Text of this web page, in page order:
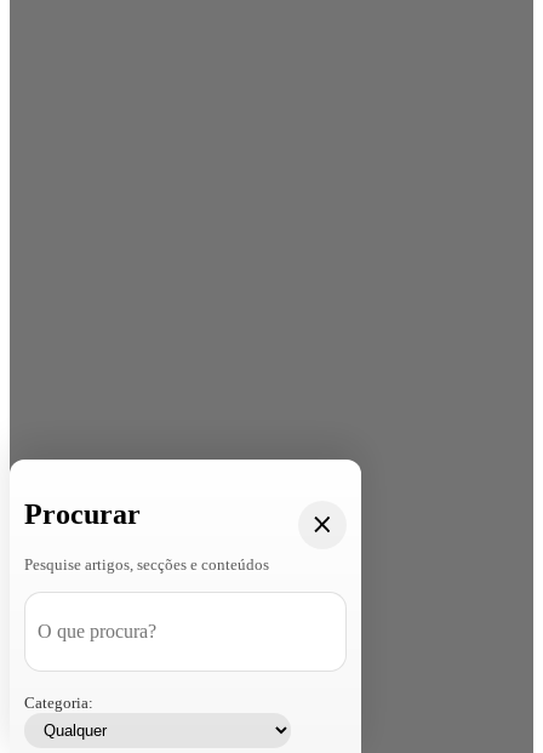
Procurar
Pesquise artigos, secções e conteúdos
Categoria: